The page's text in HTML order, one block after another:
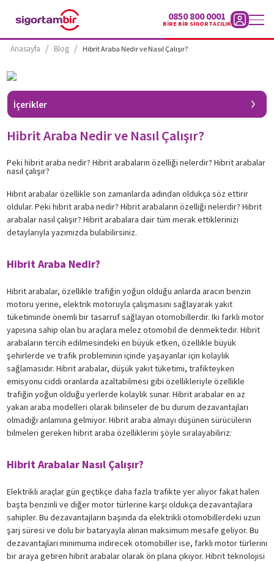
0850 800 0001
BİRE BİR SİGORTACILIK
Hızlı
Al
Anasayfa / Blog / Hibrit Araba Nedir ve Nasıl Çalışır?
İçerikler
Hibrit Araba Nedir ve Nasıl Çalışır?
Peki hibrit araba nedir? Hibrit arabaların özelliği nelerdir? Hibrit arabalar
nasıl çalışır?
Hibrit arabalar özellikle son zamanlarda adından oldukça söz ettirir
oldular. Peki hibrit araba nedir? Hibrit arabaların özelliği nelerdir? Hibrit
arabalar nasıl çalışır? Hibrit arabalara dair tüm merak ettiklerinizi
detaylarıyla yazımızda bulabilirsiniz.
Hibrit Araba Nedir?
Hibrit arabalar, özellikle trafiğin yoğun olduğu anlarda aracın benzin
motoru yerine, elektrik motoruyla çalışmasını sağlayarak yakıt
tüketiminde önemli bir tasarruf sağlayan otomobillerdir. İki farklı motor
yapısına sahip olan bu araçlara melez otomobil de denmektedir. Hibrit
arabaların tercih edilmesindeki en büyük etken, özellikle büyük
şehirlerde ve trafik probleminin içinde yaşayanlar için kolaylık
sağlamasıdır. Hibrit arabalar, düşük yakıt tüketimi, trafikteyken
emisyonu ciddi oranlarda azaltabilmesi gibi özellikleriyle özellikle
trafiğin yoğun olduğu yerlerde kolaylık sunar. Hibrit arabalar en az
yakan araba modelleri olarak bilinseler de bu durum dezavantajları
olmadığı anlamına gelmiyor. Hibrit araba almayı düşünen sürücülerin
bilmeleri gereken hibrit araba özelliklerini şöyle sıralayabiliriz:
Hibrit Arabalar Nasıl Çalışır?
Elektrikli araçlar gün geçtikçe daha fazla trafikte yer alıyor fakat halen
başta benzinli ve diğer motor türlerine karşı oldukça dezavantajlara
sahipler. Bu dezavantajların başında da elektrikli otomobillerdeki uzun
şarj süresi ve dolu bir bataryayla alınan maksimum mesafe geliyor. Bu
dezavantajları minimuma indirecek otomobiller ise, farklı motor türlerini
bir araya getiren hibrit arabalar olarak ön plana çıkıyor. Hibrit teknolojisi